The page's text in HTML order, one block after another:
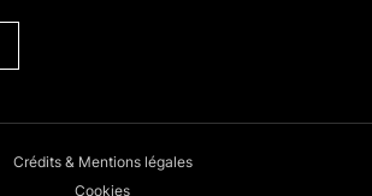
Crédits & Mentions légales
Cookies